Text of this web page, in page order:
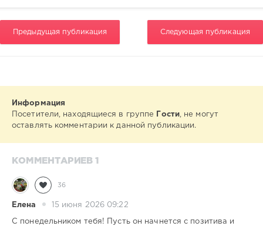
Предыдущая публикация Следующая публикация
Информация
Посетители, находящиеся в группе
Гости , не могут
оставлять комментарии к данной публикации.
КОММЕНТАРИЕВ 1
36
Елена 15 июня 2026 09:22
С понедельником тебя! Пусть он начнется с позитива и